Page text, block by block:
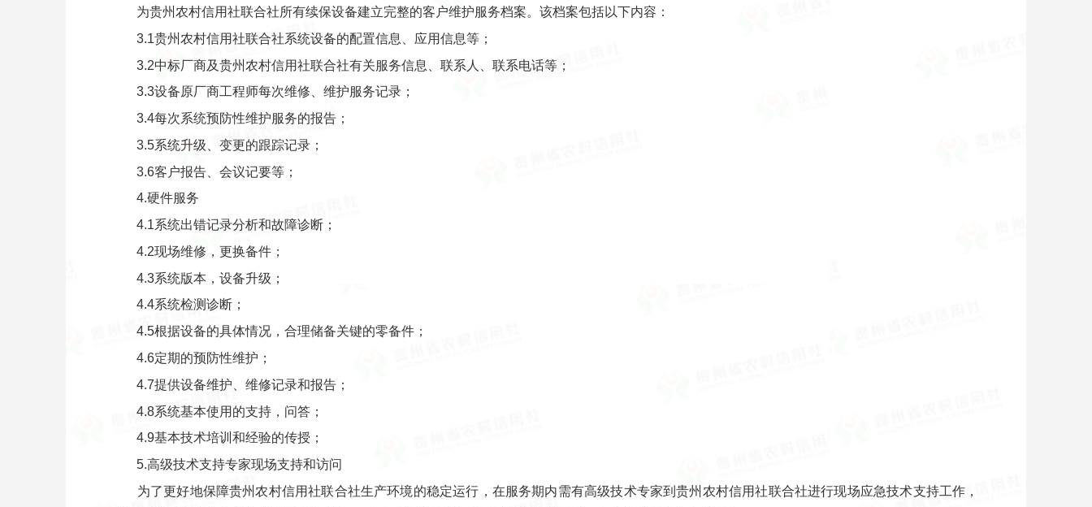
为贵州农村信用社联合社所有续保设备建立完整的客户维护服务档案。该档案包括以下内容：
3.1贵州农村信用社联合社系统设备的配置信息、应用信息等；
3.2中标厂商及贵州农村信用社联合社有关服务信息、联系人、联系电话等；
3.3设备原厂商工程师每次维修、维护服务记录；
3.4每次系统预防性维护服务的报告；
3.5系统升级、变更的跟踪记录；
3.6客户报告、会议记要等；
4.硬件服务
4.1系统出错记录分析和故障诊断；
4.2现场维修，更换备件；
4.3系统版本，设备升级；
4.4系统检测诊断；
4.5根据设备的具体情况，合理储备关键的零备件；
4.6定期的预防性维护；
4.7提供设备维护、维修记录和报告；
4.8系统基本使用的支持，问答；
4.9基本技术培训和经验的传授；
5.高级技术支持专家现场支持和访问
为了更好地保障贵州农村信用社联合社生产环境的稳定运行，在服务期内需有高级技术专家到贵州农村信用社联合社进行现场应急技术支持工作，